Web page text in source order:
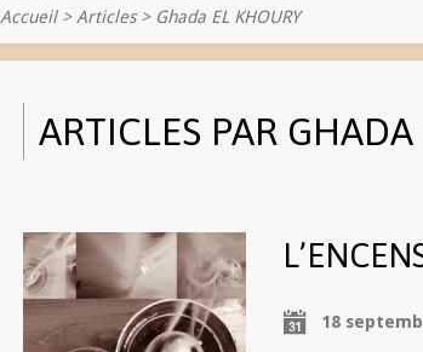
Accueil> Articles> Ghada EL KHOURY
ARTICLES PAR
18